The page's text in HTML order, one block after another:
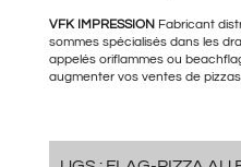
VFK IMPRESSION Fabricant
sommes spécialisés dans les
appelés oriflammes ou
augmenter vos ventes de